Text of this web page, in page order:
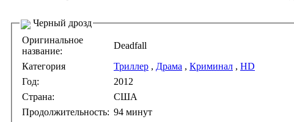
Черный дрозд
Оригинальное
название:
Deadfall
Категория
Триллер , Драма , Криминал , HD
Год:
2012
Страна:
США
Продолжительность:
94 минут